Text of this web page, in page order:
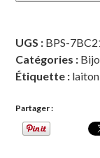
Percé
-
Laiton
UGS : BPS-
Catégories :
Étiquette : laiton
Partager :